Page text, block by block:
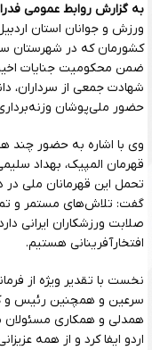
به گزارش روابط عمومی
ورزش و جوانان استان
کشورمان که در شهرستان
ضمن محکومیت جنایات
شهادت جمعی از سرداران،
حضور ملی‌پوشان
وی با اشاره به حضور چند
قهرمان المپیک، بهداد
تحمل این قهرمانان ملی در
گفت: تلاش‌های مستمر و
صلابت ورزشکاران ایرانی
افتخارآفرینانی هستیم.
نخست با تقدیر ویژه از
سرعین و همچنین رئیس و
همدلی و همکاری مسئولان
اردو ایفا کرد و از همه